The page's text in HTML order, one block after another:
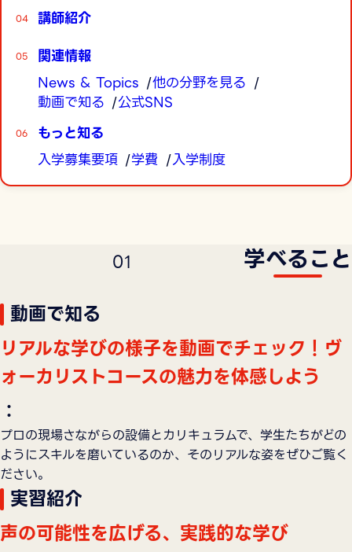
講師紹介
関連情報
News & Topics
他の分野を見る
動画で知る
公式SNS
もっと知る
入学募集要項
学費 入学制度
01 学べること
動画で知る
：
リアルな学びの様子を動画でチェック！ヴ
ォーカリストコースの魅力を体感しよう
プロの現場さながらの設備とカリキュラムで、学生たちがどの
ようにスキルを磨いているのか、そのリアルな姿をぜひご覧く
ださい。
実習紹介
声の可能性を広げる、実践的な学び